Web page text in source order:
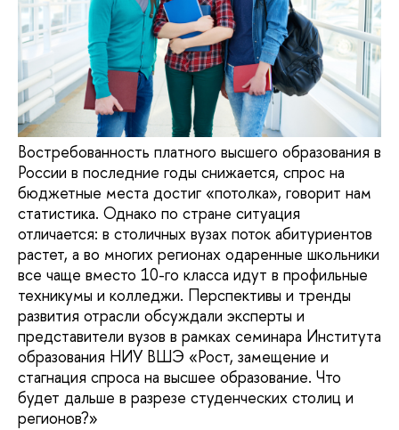
Востребованность платного высшего образования в
России в последние годы снижается, спрос на
бюджетные места достиг «потолка», говорит нам
статистика. Однако по стране ситуация
отличается: в столичных вузах поток абитуриентов
растет, а во многих регионах одаренные школьники
все чаще вместо 10-го класса идут в профильные
техникумы и колледжи. Перспективы и тренды
развития отрасли обсуждали эксперты и
представители вузов в рамках семинара Института
образования НИУ ВШЭ «Рост, замещение и
стагнация спроса на высшее образование. Что
будет дальше в разрезе студенческих столиц и
регионов?»